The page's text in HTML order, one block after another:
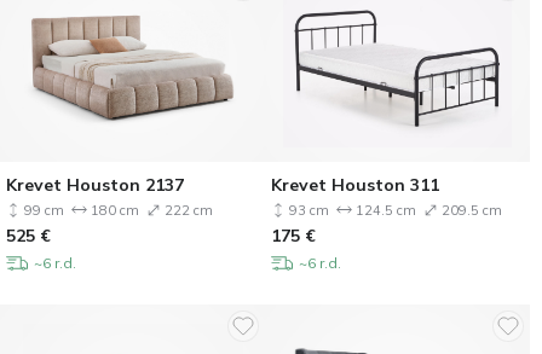
Krevet Houston 2137
99 cm 180 cm 222 cm
525 €
~6 r.d.
Krevet Houston 311
93 cm 124.5 cm 209.5 cm
175 €
~6 r.d.